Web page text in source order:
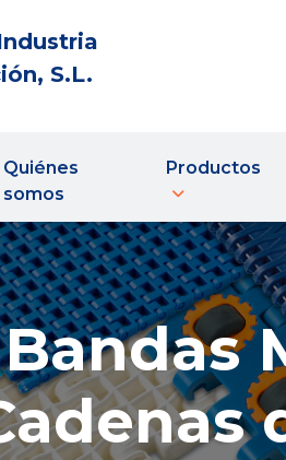
S.L.
Quiénes
somos
Productos
Bandas